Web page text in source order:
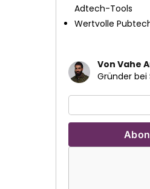
Adtech-Tools
Wertvolle
Von Vahe
Gründer bei